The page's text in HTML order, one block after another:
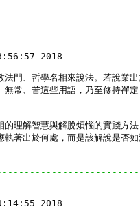
2018
法門、哲學名相來說法。若說業
無常、苦這些用語，乃至修持禪
的理解智慧與解脫煩惱的實踐方
執著出於何處，而是該解說是否
2018